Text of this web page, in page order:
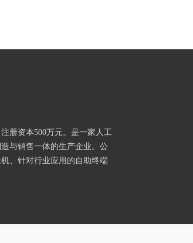
册资本500万元。是一家人工
与销售一体的生产企业。公
、针对行业应用的自助终端